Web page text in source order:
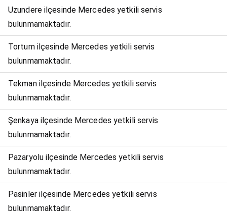
Uzundere ilçesinde Mercedes yetkili servis
bulunmamaktadır.
Tortum ilçesinde Mercedes yetkili servis
bulunmamaktadır.
Tekman ilçesinde Mercedes yetkili servis
bulunmamaktadır.
Şenkaya ilçesinde Mercedes yetkili servis
bulunmamaktadır.
Pazaryolu ilçesinde Mercedes yetkili servis
bulunmamaktadır.
Pasinler ilçesinde Mercedes yetkili servis
bulunmamaktadır.